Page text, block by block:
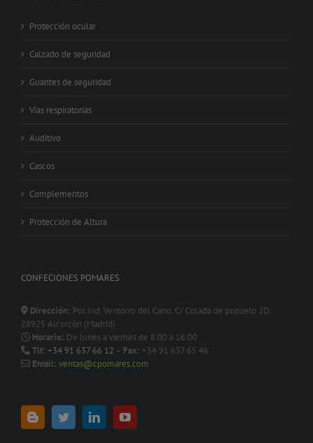
Protección ocular
Calzado de seguridad
Guantes de seguridad
Vias respiratorias
Auditivo
Cascos
Complementos
Protección de Altura
CONFECIONES POMARES
Dirección: Pol.Ind. Ventorro del Cano. C/ Colada de pozuelo 2D.
28925 Alcorcón (Madrid)
Horario: De lunes a viernes de 8:00 a 16:00
Tlf: +34 91 637 66 12 – Fax: +34 91 637 65 46
Email: ventas@cpomares.com